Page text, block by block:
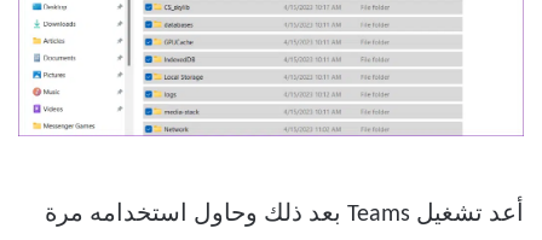
أعد تشغيل Teams بعد ذلك وحاول استخدامه مرة